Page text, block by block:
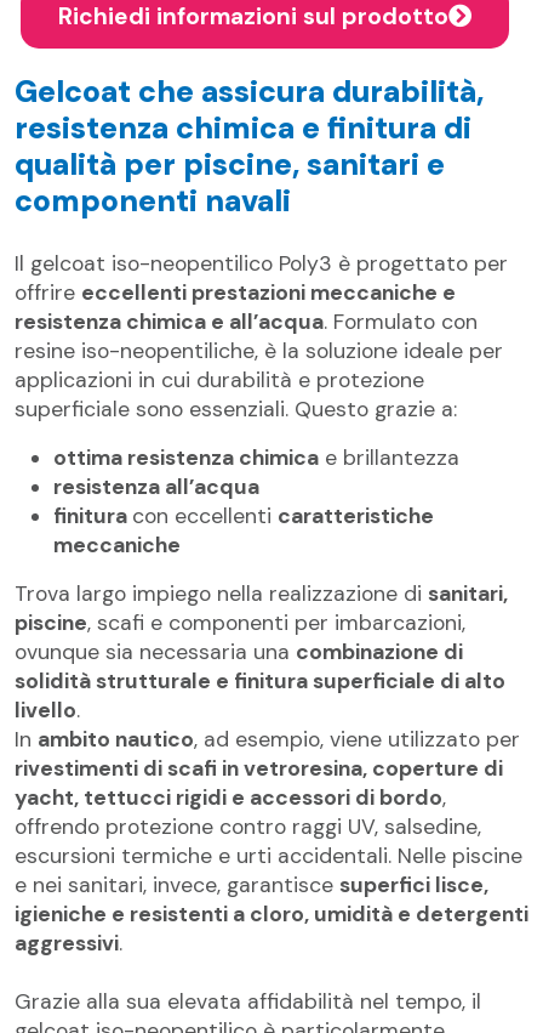
Richiedi informazioni sul prodotto
Gelcoat che assicura durabilità,
resistenza chimica e finitura di
qualità per piscine, sanitari e
componenti navali
Il gelcoat iso-neopentilico Poly3 è progettato per
offrire eccellenti prestazioni meccaniche e
resistenza chimica e all’acqua. Formulato con
resine iso-neopentiliche, è la soluzione ideale per
applicazioni in cui durabilità e protezione
superficiale sono essenziali. Questo grazie a:
ottima resistenza chimica e brillantezza
resistenza all’acqua
finitura con eccellenti caratteristiche
meccaniche
Trova largo impiego nella realizzazione di sanitari,
piscine, scafi e componenti per imbarcazioni,
ovunque sia necessaria una combinazione di
solidità strutturale e finitura superficiale di alto
livello.
In ambito nautico, ad esempio, viene utilizzato per
rivestimenti di scafi in vetroresina, coperture di
yacht, tettucci rigidi e accessori di bordo,
offrendo protezione contro raggi UV, salsedine,
escursioni termiche e urti accidentali. Nelle piscine
e nei sanitari, invece, garantisce superfici lisce,
igieniche e resistenti a cloro, umidità e detergenti
aggressivi.
Grazie alla sua elevata affidabilità nel tempo, il